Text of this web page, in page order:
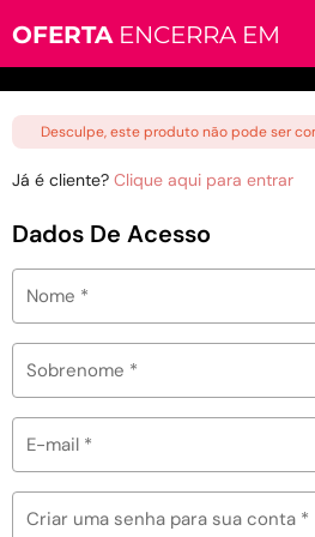
OFERTA ENCERRA EM
Desculpe, este produto não pode ser
Já é cliente? Clique aqui para entrar
Dados De Acesso
Nome *
Sobrenome *
E-mail *
Criar uma senha para sua conta *